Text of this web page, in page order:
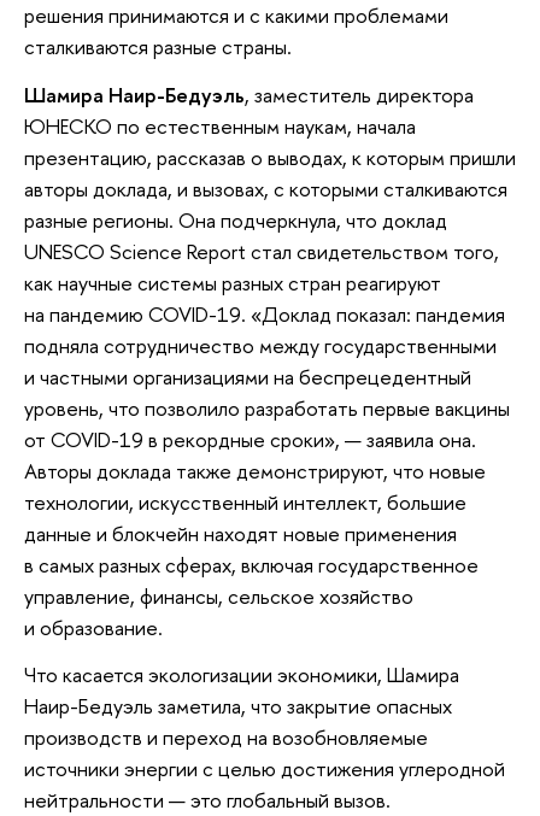
решения принимаются и с какими проблемами
сталкиваются разные страны.
Шамира Наир-Бедуэль, заместитель директора
ЮНЕСКО по естественным наукам, начала
презентацию, рассказав о выводах, к которым пришли
авторы доклада, и вызовах, с которыми сталкиваются
разные регионы. Она подчеркнула, что доклад
UNESCO Science Report стал свидетельством того,
как научные системы разных стран реагируют
на пандемию COVID-19. «Доклад показал: пандемия
подняла сотрудничество между государственными
и частными организациями на беспрецедентный
уровень, что позволило разработать первые вакцины
от COVID-19 в рекордные сроки», — заявила она.
Авторы доклада также демонстрируют, что новые
технологии, искусственный интеллект, большие
данные и блокчейн находят новые применения
в самых разных сферах, включая государственное
управление, финансы, сельское хозяйство
и образование.
Что касается экологизации экономики, Шамира
Наир-Бедуэль заметила, что закрытие опасных
производств и переход на возобновляемые
источники энергии с целью достижения углеродной
нейтральности — это глобальный вызов.